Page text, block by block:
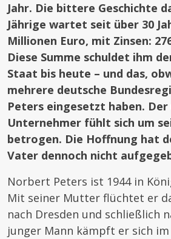
Jahr. Die bittere Geschichte
Jährige wartet seit über 30
Millionen Euro, mit Zinsen:
Diese Summe schuldet ihm
Staat bis heute – und das,
mehrere deutsche
Peters eingesetzt haben.
Unternehmer fühlt sich um
betrogen. Die Hoffnung hat
Vater dennoch nicht
Norbert Peters ist 1944 in
Mit seiner Mutter flüchtet er
nach Dresden und schließlich
junger Mann kämpft er sich im